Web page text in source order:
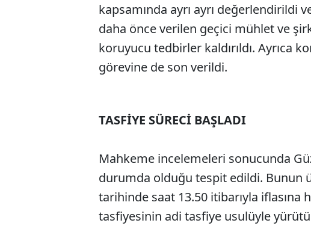
kapsamında ayrı ayrı değerlendirildi
daha önce verilen geçici mühlet ve
koruyucu tedbirler kaldırıldı. Ayrıca
görevine de son verildi.
TASFİYE SÜRECİ BAŞLADI
Mahkeme incelemeleri sonucunda
durumda olduğu tespit edildi. Bunun
tarihinde saat 13.50 itibarıyla
tasfiyesinin adi tasfiye usulüyle